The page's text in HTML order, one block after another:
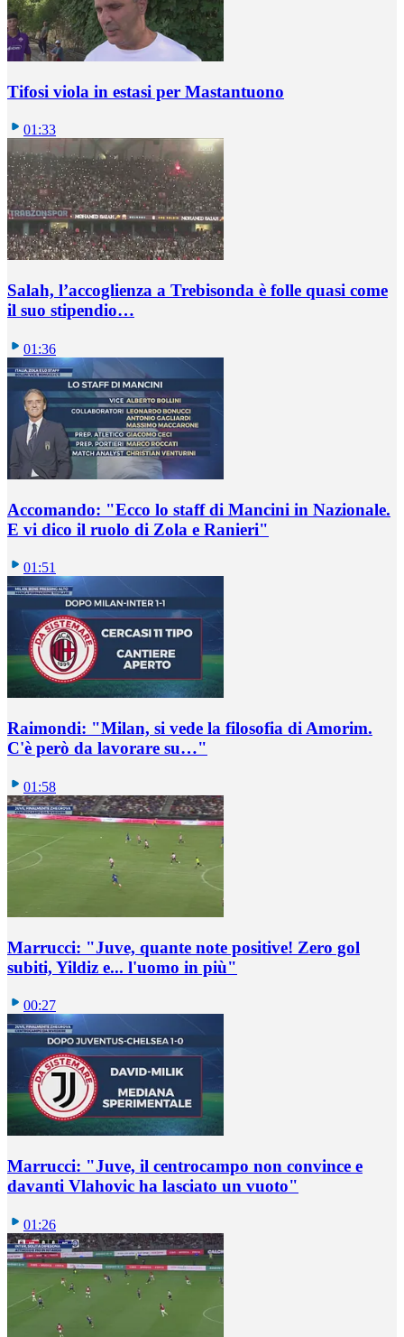
Tifosi viola in estasi per Mastantuono
01:33
Salah, l’accoglienza a Trebisonda è folle quasi come
il suo stipendio…
01:36
Accomando: "Ecco lo staff di Mancini in Nazionale.
E vi dico il ruolo di Zola e Ranieri"
01:51
Raimondi: "Milan, si vede la filosofia di Amorim.
C'è però da lavorare su…"
01:58
Marrucci: "Juve, quante note positive! Zero gol
subiti, Yildiz e... l'uomo in più"
00:27
Marrucci: "Juve, il centrocampo non convince e
davanti Vlahovic ha lasciato un vuoto"
01:26